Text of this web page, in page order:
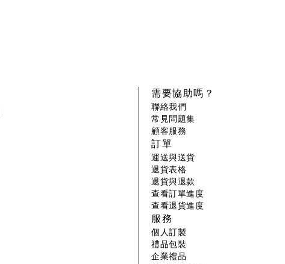
需要協助嗎？
聯絡我們
常見問題集
顧客服務
訂單
運送與送貨
退貨表格
退貨與退款
查看訂單進度
查看退貨進度
服務
個人訂製
禮品包裝
企業禮品